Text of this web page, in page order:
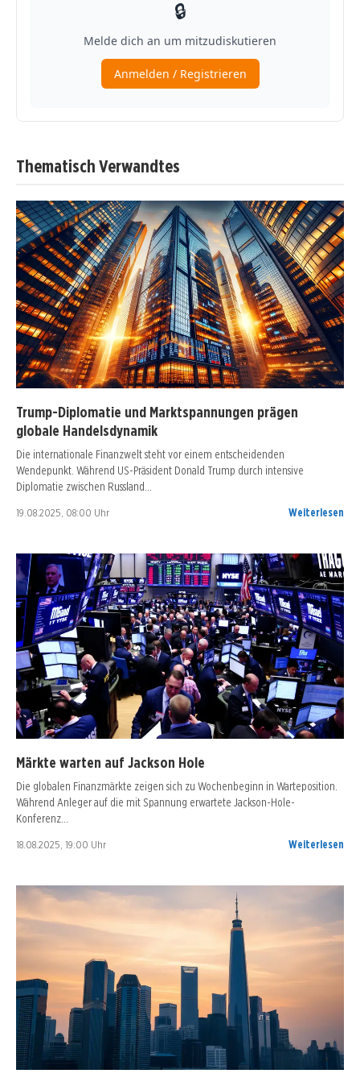
Thematisch Verwandtes
Trump-Diplomatie und Marktspannungen prägen
globale Handelsdynamik
Die internationale Finanzwelt steht vor einem entscheidenden
Wendepunkt. Während US-Präsident Donald Trump durch intensive
Diplomatie zwischen Russland…
19.08.2025, 08:00 Uhr Weiterlesen
Märkte warten auf Jackson Hole
Die globalen Finanzmärkte zeigen sich zu Wochenbeginn in Warteposition.
Während Anleger auf die mit Spannung erwartete Jackson-Hole-
Konferenz…
18.08.2025, 19:00 Uhr Weiterlesen